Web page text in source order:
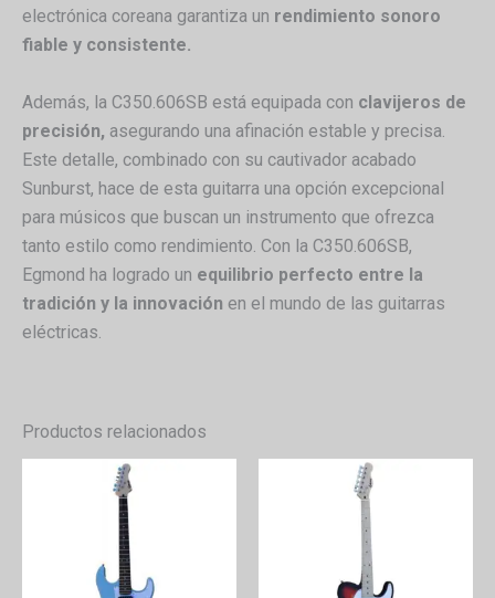
electrónica coreana garantiza un rendimiento sonoro
fiable y consistente.
Además, la C350.606SB está equipada con clavijeros de
precisión, asegurando una afinación estable y precisa.
Este detalle, combinado con su cautivador acabado
Sunburst, hace de esta guitarra una opción excepcional
para músicos que buscan un instrumento que ofrezca
tanto estilo como rendimiento. Con la C350.606SB,
Egmond ha logrado un equilibrio perfecto entre la
tradición y la innovación en el mundo de las guitarras
eléctricas.
Productos relacionados